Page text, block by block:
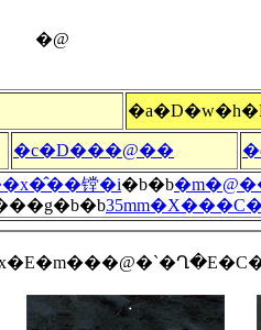
�@
�c�D���@��
镗�i�b�b